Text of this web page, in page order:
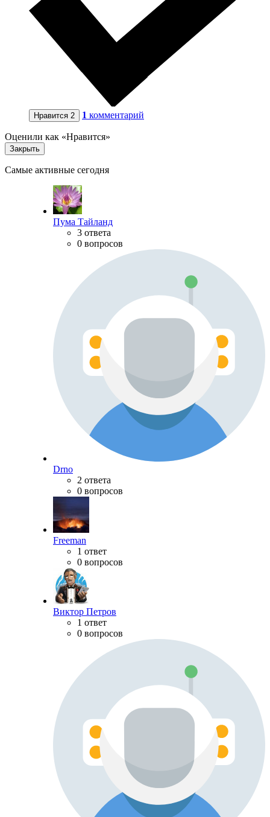
Нравится 2 1 комментарий
Оценили как «Нравится»
Закрыть
Самые активные сегодня
Пума Тайланд
3 ответа
0 вопросов
Drno
2 ответа
0 вопросов
Freeman
1 ответ
0 вопросов
Виктор Петров
1 ответ
0 вопросов